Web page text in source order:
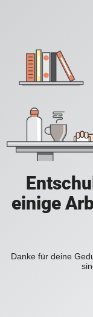
einige
Danke für deine